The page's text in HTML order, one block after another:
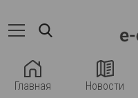
Главная Новости